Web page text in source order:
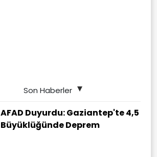
Son Haberler
AFAD Duyurdu: Gaziantep'te 4,5
Büyüklüğünde Deprem